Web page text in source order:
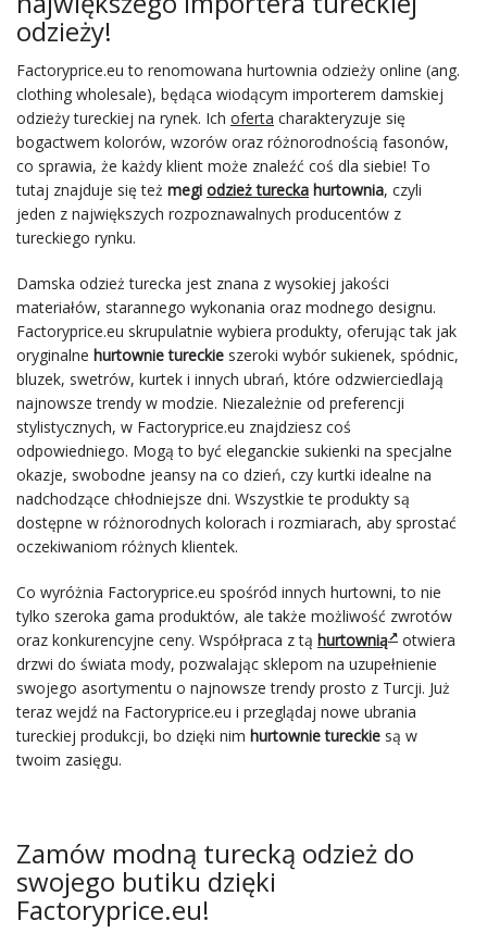
odzieży!
Factoryprice.eu to renomowana hurtownia odzieży online (ang.
clothing wholesale), będąca wiodącym importerem damskiej
odzieży tureckiej na rynek. Ich oferta charakteryzuje się
bogactwem kolorów, wzorów oraz różnorodnością fasonów,
co sprawia, że każdy klient może znaleźć coś dla siebie! To
tutaj znajduje się też megi odzież turecka hurtownia, czyli
jeden z największych rozpoznawalnych producentów z
tureckiego rynku.
Damska odzież turecka jest znana z wysokiej jakości
materiałów, starannego wykonania oraz modnego designu.
Factoryprice.eu skrupulatnie wybiera produkty, oferując tak jak
oryginalne hurtownie tureckie szeroki wybór sukienek, spódnic,
bluzek, swetrów, kurtek i innych ubrań, które odzwierciedlają
najnowsze trendy w modzie. Niezależnie od preferencji
stylistycznych, w Factoryprice.eu znajdziesz coś
odpowiedniego. Mogą to być eleganckie sukienki na specjalne
okazje, swobodne jeansy na co dzień, czy kurtki idealne na
nadchodzące chłodniejsze dni. Wszystkie te produkty są
dostępne w różnorodnych kolorach i rozmiarach, aby sprostać
oczekiwaniom różnych klientek.
Co wyróżnia Factoryprice.eu spośród innych hurtowni, to nie
tylko szeroka gama produktów, ale także możliwość zwrotów
oraz konkurencyjne ceny. Współpraca z tą hurtownią
otwiera
drzwi do świata mody, pozwalając sklepom na uzupełnienie
swojego asortymentu o najnowsze trendy prosto z Turcji. Już
teraz wejdź na Factoryprice.eu i przeglądaj nowe ubrania
tureckiej produkcji, bo dzięki nim hurtownie tureckie są w
twoim zasięgu.
Zamów modną turecką odzież do
swojego butiku dzięki
Factoryprice.eu!